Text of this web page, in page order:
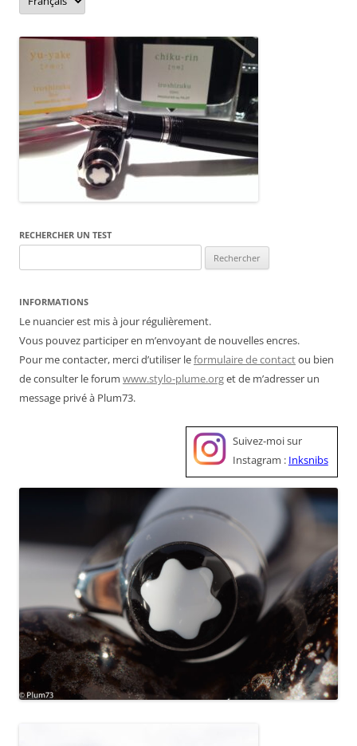
RECHERCHER UN TEST
INFORMATIONS
Le nuancier est mis à jour régulièrement.
Vous pouvez participer en m’envoyant de nouvelles encres.
Pour me contacter, merci d’utiliser leformulaire de contactou bien
de consulter le forum www.stylo-plume.orget de m’adresser un
message privé à Plum73.
Suivez-moi sur
Instagram : Inksnibs